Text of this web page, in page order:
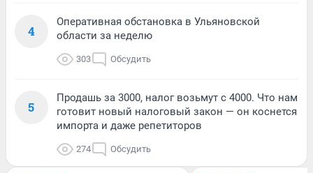
4
Оперативная обстановка в Ульяновской
области за неделю
303 Обсудить
5
Продашь за 3000, налог возьмут с 4000. Что нам
готовит новый налоговый закон — он коснется
импорта и даже репетиторов
274 Обсудить